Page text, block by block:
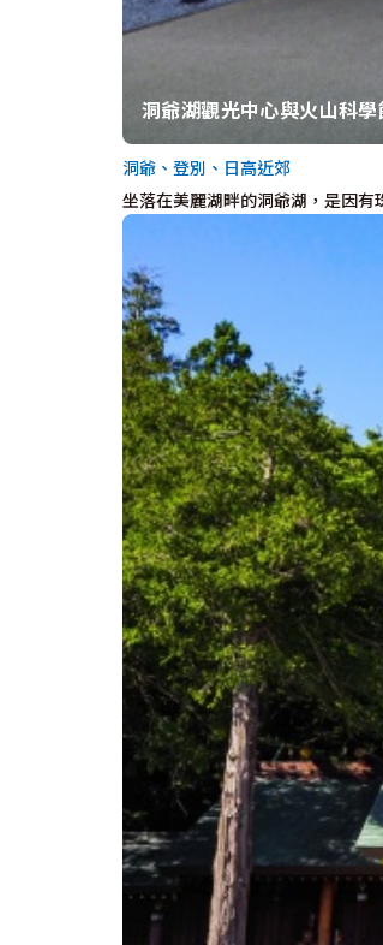
洞爺湖觀光中心與火山科學
坐落在美麗湖畔的洞爺湖，是因
洞爺、登別、日高近郊